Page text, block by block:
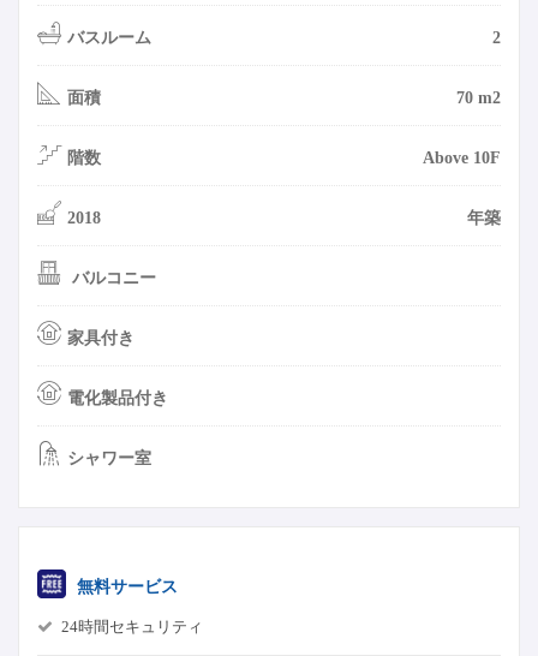
バスルーム 2
面積 70 m2
階数 Above 10F
2018 年築
バルコニー
家具付き
電化製品付き
シャワー室
無料サービス
24時間セキュリティ